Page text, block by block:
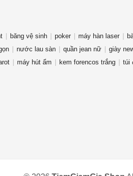
băng vệ sinh poker máy hàn laser
nước lau sàn quần jean nữ giày
máy hút ẩm kem forencos trắng túi